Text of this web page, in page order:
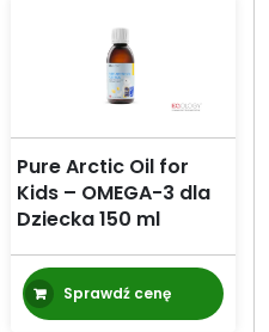
Pure Arctic Oil for
Kids – OMEGA-3 dla
Dziecka 150 ml
Sprawdź cenę